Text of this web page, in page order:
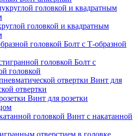
головкой и квадратным
Болт с Т-образной
Болт с
головкой
Винт для
отвертки
Винт для розетки
Винт с накатанной
отверстием в головке